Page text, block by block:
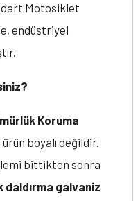
Motosiklet
endüstriyel
Koruma
ürün boyalı değildir.
bittikten sonra
daldırma galvaniz